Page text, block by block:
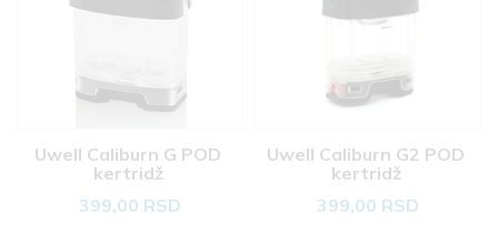
Uwell Caliburn G POD
kertridž
399,00 RSD
Uwell Caliburn G2 POD
kertridž
399,00 RSD